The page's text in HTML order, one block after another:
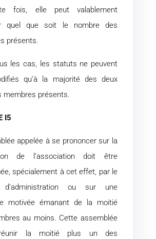
fois, elle peut valablement
quel que soit le nombre des
présents.
les cas, les statuts ne peuvent
qu’à la majorité des deux
membres présents.
I5
appelée à se prononcer sur la
de l’association doit être
spécialement à cet effet, par le
d’administration ou sur une
motivée émanant de la moitié
au moins. Cette assemblée
la moitié plus un des